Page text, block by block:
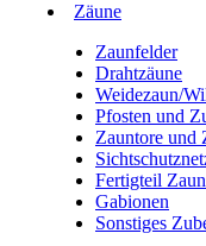
Zäune
Zaunfelder
Drahtzäune
Weidezaun/
Pfosten und
Zauntore und
Fertigteil
Gabionen
Sonstiges